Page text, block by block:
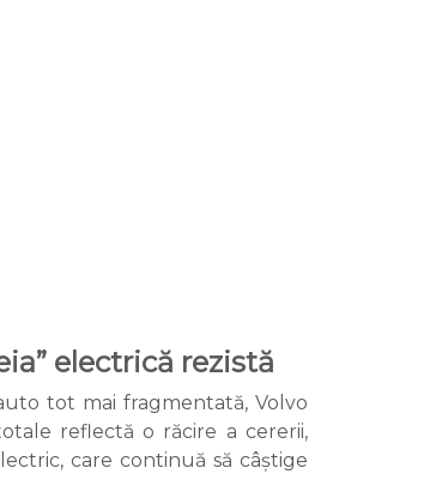
electrică rezistă
tot mai fragmentată, Volvo
reflectă o răcire a cererii,
care continuă să câștige